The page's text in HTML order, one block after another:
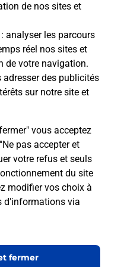
de nos sites et
: analyser les parcours
réel nos sites et
de votre navigation.
adresser des publicités
sur notre site et
vous acceptez
pas accepter et
votre refus et seuls
du site
modifier vos choix à
d'informations via
fermer
depuis : JEGUN
les solutions